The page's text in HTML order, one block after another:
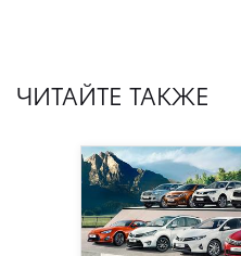
ЧИТАЙТЕ ТАКЖЕ